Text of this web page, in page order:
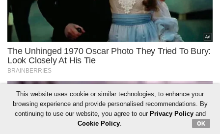
This website uses cookie or similar technologies, to enhance your
browsing experience and provide personalised recommendations. By
continuing to use our website, you agree to our Privacy Policyand
Cookie Policy. OK